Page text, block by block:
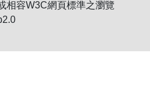
相容W3C網頁標準之瀏覽